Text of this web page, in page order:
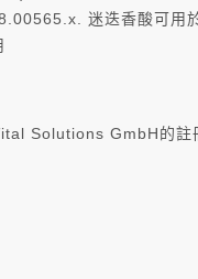
迷迭香酸可用
Solutions GmbH的註